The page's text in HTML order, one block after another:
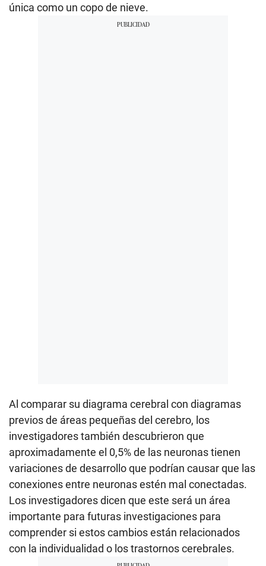
única como un copo de nieve.
Al comparar su diagrama cerebral con diagramas
previos de áreas pequeñas del cerebro, los
investigadores también descubrieron que
aproximadamente el 0,5% de las neuronas tienen
variaciones de desarrollo que podrían causar que las
conexiones entre neuronas estén mal conectadas.
Los investigadores dicen que este será un área
importante para futuras investigaciones para
comprender si estos cambios están relacionados
con la individualidad o los trastornos cerebrales.